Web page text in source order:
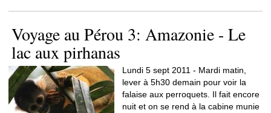
Voyage au Pérou 3: Amazonie - Le
lac aux pirhanas
Lundi 5 sept 2011 - Mardi matin,
lever à 5h30 demain pour voir la
falaise aux perroquets. Il fait encore
nuit et on se rend à la cabine munie